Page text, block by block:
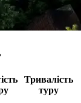
Тривалість
туру